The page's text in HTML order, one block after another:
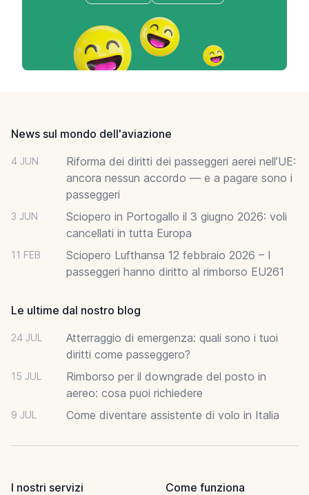
News sul mondo dell'aviazione
4 JUN
Riforma dei diritti dei passeggeri aerei nell’UE:
ancora nessun accordo — e a pagare sono i
passeggeri
3 JUN
Sciopero in Portogallo il 3 giugno 2026: voli
cancellati in tutta Europa
11 FEB
Sciopero Lufthansa 12 febbraio 2026 – I
passeggeri hanno diritto al rimborso EU261
Le ultime dal nostro blog
24 JUL
Atterraggio di emergenza: quali sono i tuoi
diritti come passeggero?
15 JUL
Rimborso per il downgrade del posto in
aereo: cosa puoi richiedere
9 JUL Come diventare assistente di volo in Italia
I nostri servizi
Come funziona